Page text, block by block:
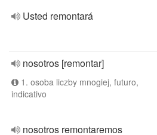
Usted remontará
nosotros [remontar]
1. osoba liczby mnogiej, futuro,
indicativo
nosotros remontaremos